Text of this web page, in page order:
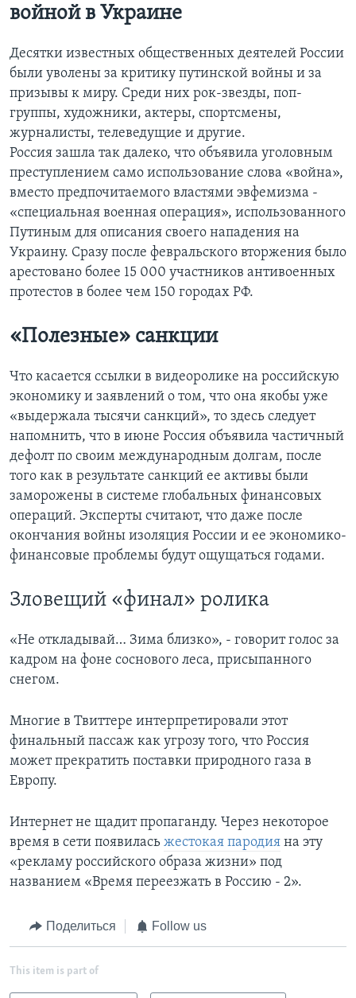
войной в Украине
Десятки известных общественных деятелей России
были уволены за критику путинской войны и за
призывы к миру. Среди них рок-звезды, поп-
группы, художники, актеры, спортсмены,
журналисты, телеведущие и другие.
Россия зашла так далеко, что объявила уголовным
преступлением само использование слова «война»,
вместо предпочитаемого властями эвфемизма -
«специальная военная операция», использованного
Путиным для описания своего нападения на
Украину. Сразу после февральского вторжения было
арестовано более 15 000 участников антивоенных
протестов в более чем 150 городах РФ.
«Полезные» санкции
Что касается ссылки в видеоролике на российскую
экономику и заявлений о том, что она якобы уже
«выдержала тысячи санкций», то здесь следует
напомнить, что в июне Россия объявила частичный
дефолт по своим международным долгам, после
того как в результате санкций ее активы были
заморожены в системе глобальных финансовых
операций. Эксперты считают, что даже после
окончания войны изоляция России и ее экономико-
финансовые проблемы будут ощущаться годами.
Зловещий «финал» ролика
«Не откладывай… Зима близко», - говорит голос за
кадром на фоне соснового леса, присыпанного
снегом.
Многие в Твиттере интерпретировали этот
финальный пассаж как угрозу того, что Россия
может прекратить поставки природного газа в
Европу.
Интернет не щадит пропаганду. Через некоторое
время в сети появилась жестокая пародия на эту
«рекламу российского образа жизни» под
названием «Время переезжать в Россию - 2».
Поделиться Follow us
This item is part of